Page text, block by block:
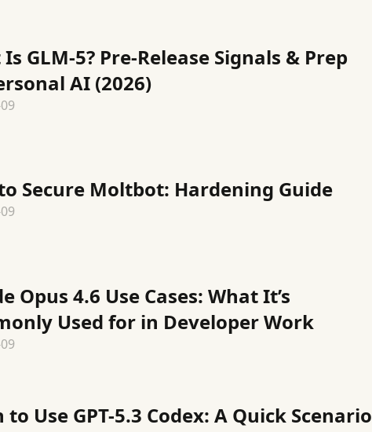
GLM-5? Pre-Release Signals & Prep
AI (2026)
Secure Moltbot: Hardening Guide
Opus 4.6 Use Cases: What It’s
Used for in Developer Work
to Use GPT-5.3 Codex: A Quick Scenario